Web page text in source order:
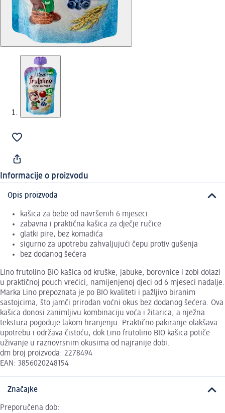
Informacije o proizvodu
Opis proizvoda
kašica za bebe od navršenih 6 mjeseci
zabavna i praktična kašica za dječje ručice
glatki pire, bez komadića
sigurno za upotrebu zahvaljujući čepu protiv gušenja
bez dodanog šećera
Lino frutolino BIO kašica od kruške, jabuke, borovnice i zobi dolazi
u praktičnoj pouch vrećici, namijenjenoj djeci od 6 mjeseci nadalje.
Marka Lino prepoznata je po BIO kvaliteti i pažljivo biranim
sastojcima, što jamči prirodan voćni okus bez dodanog šećera. Ova
kašica donosi zanimljivu kombinaciju voća i žitarica, a nježna
tekstura pogoduje lakom hranjenju. Praktično pakiranje olakšava
upotrebu i održava čistoću, dok Lino frutolino BIO kašica potiče
uživanje u raznovrsnim okusima od najranije dobi.
dm broj proizvoda: 2278494
EAN: 3856020248154
Značajke
Preporučena dob: